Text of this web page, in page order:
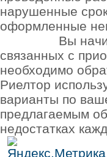
нарушенные
оформленные
Вы
связанных с
необходимо
Риелтор
варианты по
предлагаемым
недостатках